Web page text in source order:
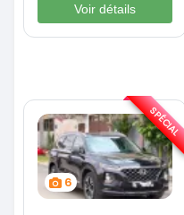
Voir détails
6
SPÉCIAL